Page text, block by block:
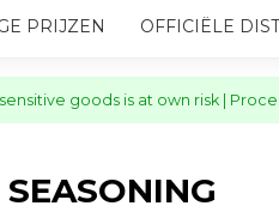
PRIJZEN OFFICIËLE
goods is at own risk |